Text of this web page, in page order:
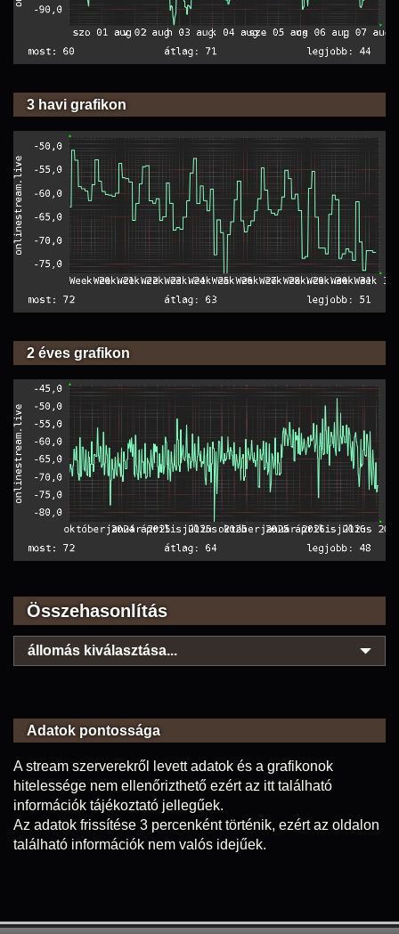
3 havi grafikon
2 éves grafikon
Összehasonlítás
állomás kiválasztása...
Adatok pontossága
A stream szerverekről levett adatok és a grafikonok
hitelessége nem ellenőrizthető ezért az itt található
információk tájékoztató jellegűek.
Az adatok frissítése 3 percenként történik, ezért az oldalon
található információk nem valós idejűek.